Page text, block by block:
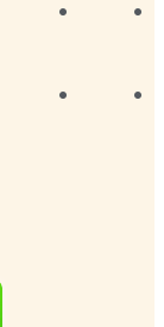
● ●
● ●